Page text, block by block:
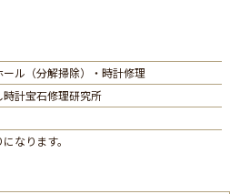
ール（分解掃除）・時計修理
時計宝石修理研究所
なります。